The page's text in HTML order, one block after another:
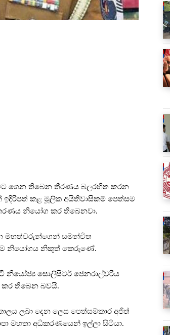
ගෙන තිබෙන තීරණය බලරහිත කරන
කළ මූලික අයිතිවාසිකම් පෙත්සම
නියෝග කර තිබෙනවා.
මහත්වරුන්ගෙන් සමන්විත
නියෝගය නිකුත් කෙරුණේ.
නියෝජ්‍ය සොලිසිටර් ජෙනරාල්වරිය
කර තිබෙන බවයි.
ලබා දෙන ලෙස පෙත්සම්කාර අජිත්
මහතා අධිකරණයෙන් ඉල්ලා සිටියා.